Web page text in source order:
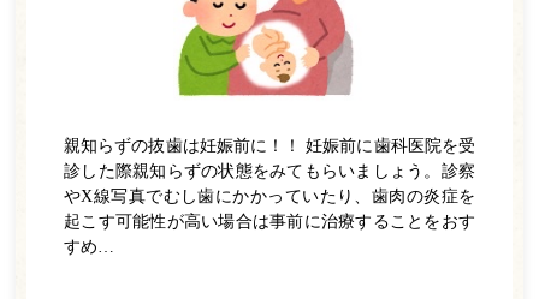
親知らずの抜歯は妊娠前に！！ 妊娠前に歯科医院を受
診した際親知らずの状態をみてもらいましょう。診察
やX線写真でむし歯にかかっていたり、歯肉の炎症を
起こす可能性が高い場合は事前に治療することをおす
すめ…
インプラント
診療の流れ
院内紹介
よくある質問